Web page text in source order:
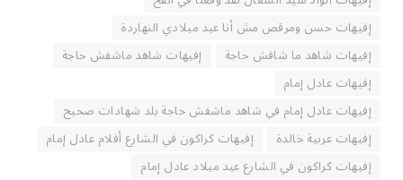
إفيهات حسن ومرقص مش أنا عيد ميلادي النهاردة
إفيهات شاهد ما شافش حاجة
إفيهات شاهد ماشفش حاجة
إفيهات عادل إمام
إفيهات عادل إمام في شاهد ماشفش حاجة بلد شهادات صحيح
إفيهات عربية خالدة
إفيهات كراكون في الشارع أفلام عادل إمام
إفيهات كراكون في الشارع عيد ميلاد عادل إمام